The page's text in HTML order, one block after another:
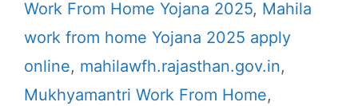
Work From Home Yojana 2025, Mahila
work from home Yojana 2025 apply
online, mahilawfh.rajasthan.gov.in,
Mukhyamantri Work From Home,